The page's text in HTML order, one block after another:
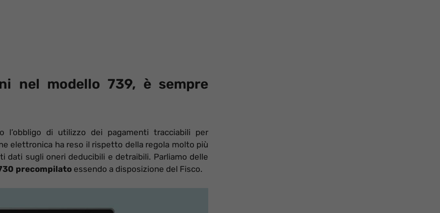
nel modello 739, è sempre
l’obbligo di utilizzo dei pagamenti tracciabili per
elettronica ha reso il rispetto della regola molto più
dati sugli oneri deducibili e detraibili. Parliamo delle
precompilato essendo a disposizione del Fisco.